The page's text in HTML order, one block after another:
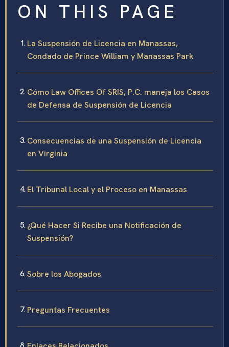
ON THIS PAGE
La Suspensión de Licencia en Manassas,
Condado de Prince William y Manassas Park
Cómo Law Offices Of SRIS, P.C. maneja los Casos
de Defensa de Suspensión de Licencia
Consecuencias de una Suspensión de Licencia
en Virginia
El Tribunal Local y el Proceso en Manassas
¿Qué Hacer Si Recibe una Notificación de
Suspensión?
Sobre los Abogados
Preguntas Frecuentes